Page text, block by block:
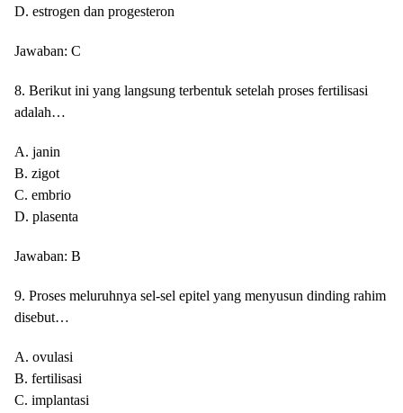
D. estrogen dan progesteron
Jawaban: C
8. Berikut ini yang langsung terbentuk setelah proses fertilisasi
adalah…
A. janin
B. zigot
C. embrio
D. plasenta
Jawaban: B
9. Proses meluruhnya sel-sel epitel yang menyusun dinding rahim
disebut…
A. ovulasi
B. fertilisasi
C. implantasi